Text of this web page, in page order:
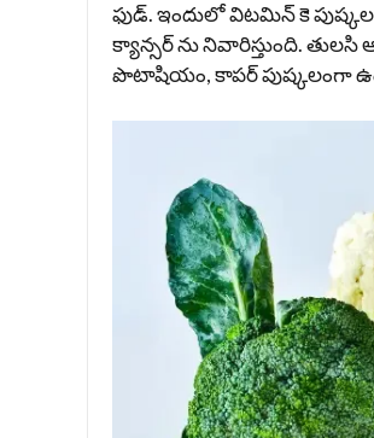
ఫుడ్. ఇందులో విటమిన్ కె
క్యాన్సర్ ను నివారిస్తుంది.
పొటాషియం, కాపర్ పుష్కలంగా